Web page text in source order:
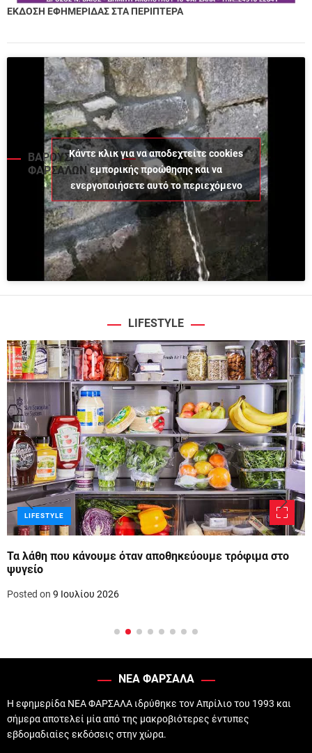
ΕΚΔΟΣΗ ΕΦΗΜΕΡΙΔΑΣ ΣΤΑ ΠΕΡΙΠΤΕΡΑ
ΒΑΡΟΥΣΙ
ΦΑΡΣΑΛΩΝ
Κάντε κλικ για να αποδεχτείτε cookies
εμπορικής προώθησης και να
ενεργοποιήσετε αυτό το περιεχόμενο
LIFESTYLE
LIFESTYLE
Τα λάθη που κάνουμε όταν αποθηκεύουμε τρόφιμα στο
ψυγείο
Posted on 9 Ιουλίου 2026
ΝΕΑ ΦΑΡΣΑΛΑ
Η εφημερίδα ΝΕΑ ΦΑΡΣΑΛΑ ιδρύθηκε τον Απρίλιο του 1993 και
σήμερα αποτελεί μία από της μακροβιότερες έντυπες
εβδομαδιαίες εκδόσεις στην χώρα.